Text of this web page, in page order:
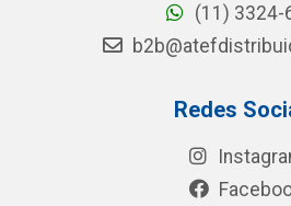
(11) 3324-
Redes